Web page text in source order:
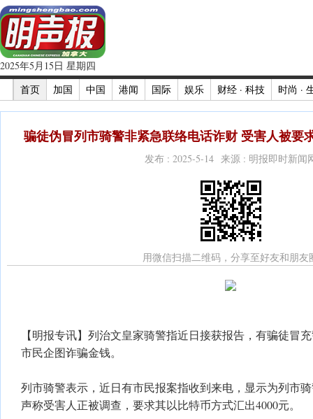
2025年5月15日 星期四
首页
加国 中国 港闻 国际 娱乐 财经 · 科技 时尚 ·
骗徒伪冒列市骑警非紧急联络电话诈财 受害人被要
发布 : 2025-5-14 来源 : 明报即时新闻
用微信扫描二维码，分享至好友和朋友
【明报专讯】列治文皇家骑警指近日接获报告，有骗徒冒
市民企图诈骗金钱。
列市骑警表示，近日有市民报案指收到来电，显示为列市
声称受害人正被调查，要求其以比特币方式汇出4000元。